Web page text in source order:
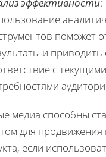
поможет
и приводить
с
медиа способны
для продвижения
если